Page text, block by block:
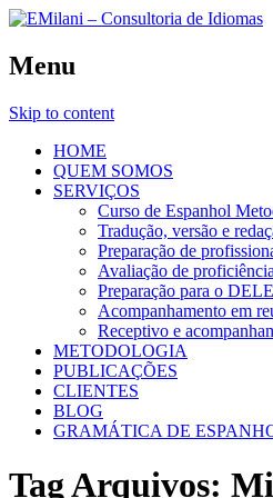
Menu
Skip to content
HOME
QUEM SOMOS
SERVIÇOS
Curso de Espanhol
Tradução, versão e
Preparação de
Avaliação de
Preparação para o DELE
Acompanhamento em
Receptivo e
METODOLOGIA
PUBLICAÇÕES
CLIENTES
BLOG
GRAMÁTICA DE
Tag Arquivos: